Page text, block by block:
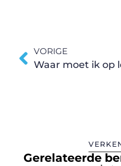
VORIGE
Gerelateerde